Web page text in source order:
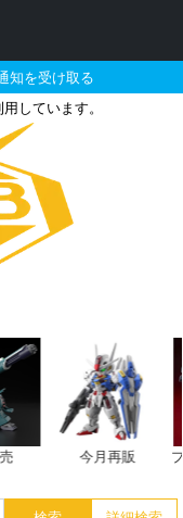
知を受け取る
しています。
に再販さ
今月再販 プレ